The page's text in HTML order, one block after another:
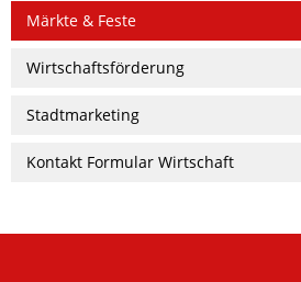
Märkte & Feste
Wirtschaftsförderung
Stadtmarketing
Kontakt Formular Wirtschaft